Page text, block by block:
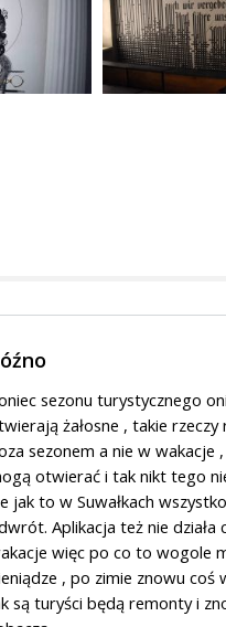
sezonu turystycznego
żałosne , takie rzeczy
sezonem a nie w wakacje
otwierać i tak nikt tego
jak to w Suwałkach
Aplikacja też nie działa
więc po co to wogole
, po zimie znowu coś
są turyści będą remonty i